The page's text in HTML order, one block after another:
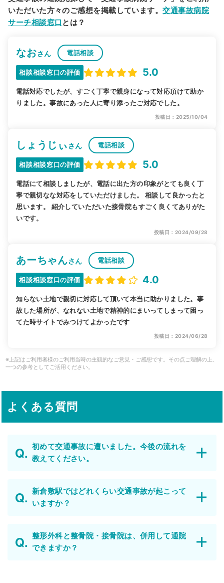
いただいた方々のご感想を掲載しています。交通事故病院
サーチ相談窓口 とは？
なおさん 電話相談
相談相談窓口の評価 5.0
電話対応でしたが、すごく丁寧で親身になって対応頂けて助か
りました。事故にあった人に寄り添ったご対応でした。
投稿日：2025/10/04
しょうじぃさん 電話相談
相談相談窓口の評価 5.0
電話にて相談しましたが、電話に出た方の印象がとても良く丁
寧で親切なな対応をしていただけました。 相談して良かったと
思います。 紹介していただいた接骨院もすごく良くてありがた
いです。
投稿日：2024/09/28
あーちゃんさん 電話相談
相談相談窓口の評価 4.0
知らない土地で親切に対応して頂いて本当に助かりました。事
故した場所が、なれない土地で精神的にまいってしまって困っ
てた時サイトでみつけてよかったです
投稿日：2024/06/28
※上記はご利用者様のご利用当時の主観的なご意見・ご感想です。その点ご理解の上、
一つの参考としてご活用ください。
よくある質問
初めて交通事故に遭いました。今後の流れを
教えてください。
新倉敷駅ではどれくらい交通事故が起こって
いますか？
整形外科と整骨院・接骨院は、併用して通院
できますか？